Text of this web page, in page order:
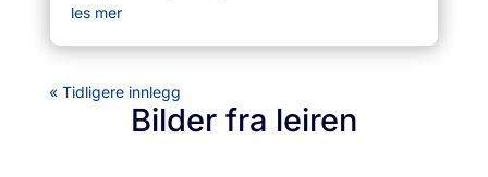
les mer
« Tidligere innlegg
Bilder fra leiren